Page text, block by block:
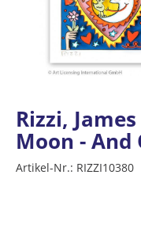
Rizzi,
Moon - And
Artikel-Nr.: RIZZI10380